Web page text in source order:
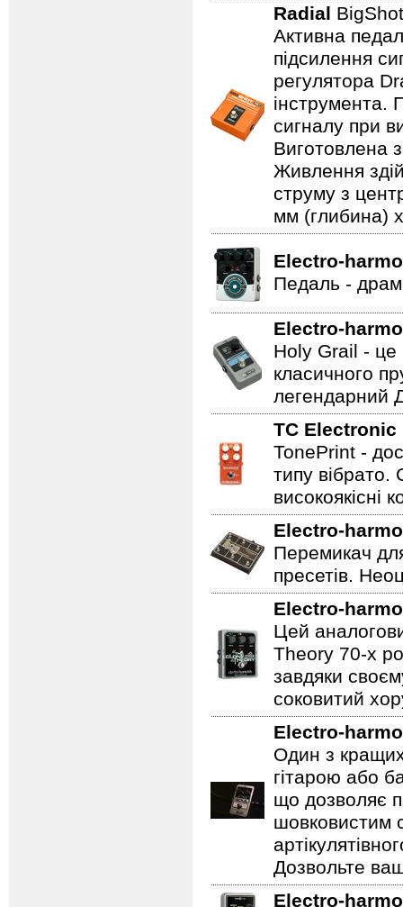
Radial
Активна
підсилення
регулятора
інструмента.
сигналу при
Виготовлена з
Живлення
струму з
мм (глибина)
Electro-
Педаль -
Electro-
Holy Grail - це
класичного
легендарний
TC Electronic
TonePrint -
типу вібрато.
високоякісні
Electro-
Перемикач
пресетів.
Electro-
Цей
Theory 70-х
завдяки
соковитий
Electro-
Один з
гітарою або
що дозволяє
шовковистим
Дозвольте
Electro-